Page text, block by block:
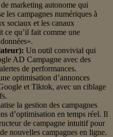
marketing autonome qui
les campagnes numériques à
sociaux et les canaux
ce qu’il fait comme une
Un outil convivial qui
AD Campagne avec des
de performances.
optimisation d’annonces
et Tiktok, avec un ciblage
la gestion des campagnes
d’optimisation en temps réel. Il
de campagne intuitif pour
nouvelles campagnes en ligne.